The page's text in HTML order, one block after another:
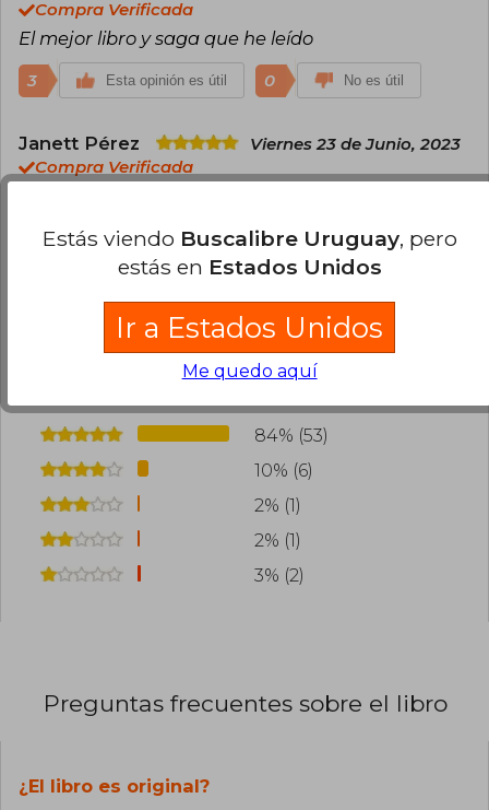
Compra Verificada
El mejor libro y saga que he leído
3 Esta opinión es útil 0 No es útil
Janett Pérez
Viernes 23 de Junio, 2023
Compra Verificada
Esta opinión es útil 0 No es útil
Cargar más opiniones del libro
¿Leíste este libro? Inicia sesiónpara poder
agregar tu propia evaluación.
84% (53)
10% (6)
2% (1)
2% (1)
3% (2)
Preguntas frecuentes sobre el libro
¿El libro es original?
Estás viendo Buscalibre Uruguay, pero
estás en Estados Unidos
Ir a Estados Unidos
Me quedo aquí